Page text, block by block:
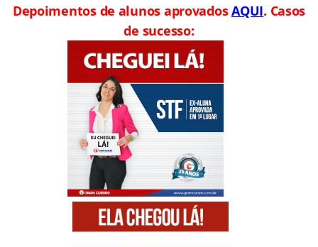
Depoimentos de alunos aprovadosAQUI. Casos
de sucesso: